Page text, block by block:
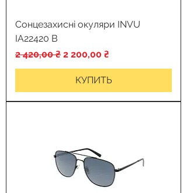
Сонцезахисні окуляри INVU
IA22420 B
Обычная цена
2 420,00 ₴ Цена со скидкой
2 200,00 ₴
КУПИТЬ